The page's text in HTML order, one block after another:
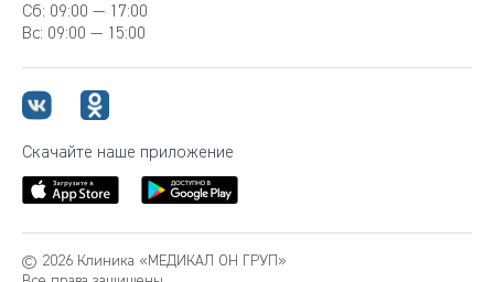
Сб: 09:00 — 17:00
Вс: 09:00 — 15:00
Скачайте наше приложение
© 2026 Клиника «МЕДИКАЛ ОН ГРУП»